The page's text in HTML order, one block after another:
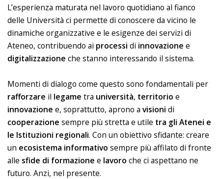
L’esperienza maturata nel lavoro quotidiano al fianco
delle Università ci permette di conoscere da vicino le
dinamiche organizzative e le esigenze dei servizi di
Ateneo, contribuendo ai processi di innovazione e
digitalizzazione che stanno interessando il sistema.
Momenti di dialogo come questo sono fondamentali per
rafforzare il legame tra università, territorio e
innovazione e, soprattutto, aprono a visioni di
cooperazione sempre più stretta e utile tra gli Atenei e
le Istituzioni regionali. Con un obiettivo sfidante: creare
un ecosistema informativo sempre più affilato di fronte
alle sfide di formazione e lavoro che ci aspettano ne
futuro. Anzi, nel presente.